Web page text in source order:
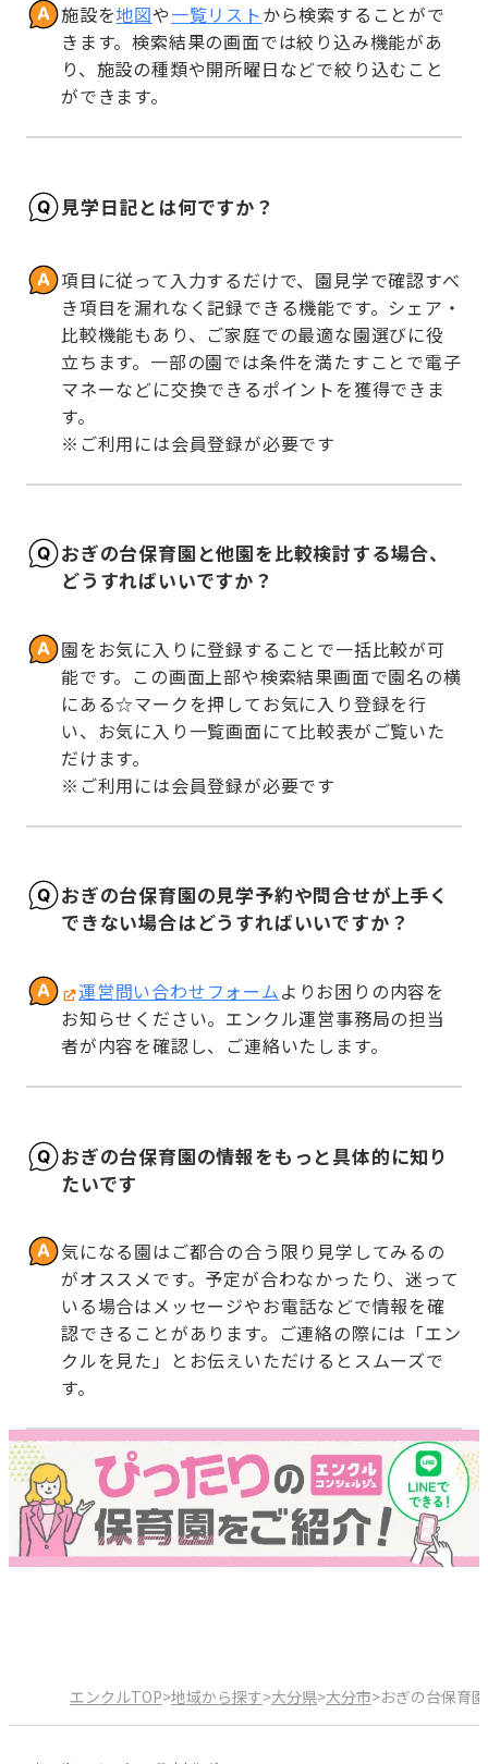
施設を地図や一覧リストから検索することがで
きます。検索結果の画面では絞り込み機能があ
り、施設の種類や開所曜日などで絞り込むこと
ができます。
見学日記とは何ですか？
項目に従って入力するだけで、園見学で確認すべ
き項目を漏れなく記録できる機能です。シェア・
比較機能もあり、ご家庭での最適な園選びに役
立ちます。一部の園では条件を満たすことで電子
マネーなどに交換できるポイントを獲得できま
す。
※ご利用には会員登録が必要です
おぎの台保育園と他園を比較検討する場合、
どうすればいいですか？
園をお気に入りに登録することで一括比較が可
能です。この画面上部や検索結果画面で園名の横
にある☆マークを押してお気に入り登録を行
い、お気に入り一覧画面にて比較表がご覧いた
だけます。
※ご利用には会員登録が必要です
おぎの台保育園の見学予約や問合せが上手く
できない場合はどうすればいいですか？
運営問い合わせフォームよりお困りの内容を
お知らせください。エンクル運営事務局の担当
者が内容を確認し、ご連絡いたします。
おぎの台保育園の情報をもっと具体的に知り
たいです
気になる園はご都合の合う限り見学してみるの
がオススメです。予定が合わなかったり、迷って
いる場合はメッセージやお電話などで情報を確
認できることがあります。ご連絡の際には「エン
クルを見た」とお伝えいただけるとスムーズで
す。
エンクルTOP>地域から探す>大分県>大分市>おぎの台保育園